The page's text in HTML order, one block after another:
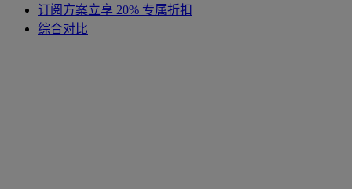
订阅方案立享 20% 专属折扣
综合对比